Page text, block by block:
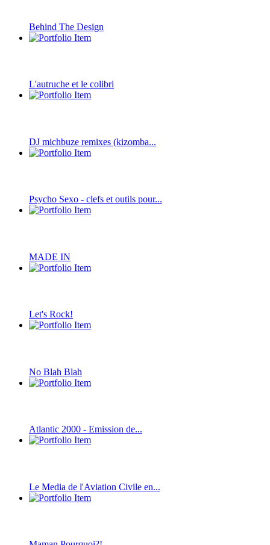
Behind The Design
L'autruche et le colibri
DJ michbuze remixes (kizomba...
Psycho Sexo - clefs et outils pour...
MADE IN
Let's Rock!
No Blah Blah
Atlantic 2000 - Emission de...
Le Media de l'Aviation Civile en...